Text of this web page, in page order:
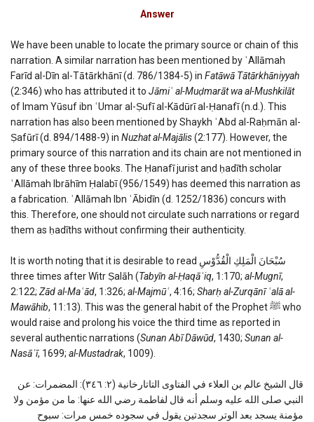
Answer
We have been unable to locate the primary source or chain of this
narration. A similar narration has been mentioned by ʿAllāmah
Farīd al-Dīn al-Tātārkhānī (d. 786/1384-5) in Fatāwā Tātārkhāniyyah
(2:346) who has attributed it to Jāmiʿ al-Muḍmarāt wa al-Mushkilāt
of Imam Yūsuf ibn ʿUmar al-Ṣufī al-Kādūrī al-Ḥanafī (n.d.). This
narration has also been mentioned by Shaykh ʿAbd al-Raḥmān al-
Ṣafūrī (d. 894/1488-9) in Nuzhat al-Majālis(2:177). However, the
primary source of this narration and its chain are not mentioned in
any of these three books. The Ḥanafī jurist and ḥadīth scholar
ʿAllāmah Ibrāhīm Ḥalabī (956/1549) has deemed this narration as
a fabrication. ʿAllāmah Ibn ʿĀbidīn (d. 1252/1836) concurs with
this. Therefore, one should not circulate such narrations or regard
them as ḥadīths without confirming their authenticity.
It is worth noting that it is desirable to read سُبْحَانَ الْمَلِكِ الْقُدُّوْسِ
three times after Witr Ṣalāh (Tabyīn al-Ḥaqāʾiq, 1:170; al-Mugnī,
2:122; Zād al-Maʿād, 1:326; al-Majmūʿ, 4:16; Sharḥ al-Zurqānī ʿalā al-
Mawāhib, 11:13). This was the general habit of the Prophet ﷺ who
would raise and prolong his voice the third time as reported in
several authentic narrations (Sunan Abī Dāwūd, 1430; Sunan al-
Nasāʾī, 1699; al-Mustadrak, 1009).
قال الشیخ عالم بن العلاء في الفتاوی التاتارخانیة (۲: ۳٤٦): المضمرات: عن
النبي صلى الله عليه وسلم أنه قال لفاطمة رضي الله عنها: ما من مؤمن ولا
مؤمنة يسجد بعد الوتر سجدتين يقول في سجوده خمس مرات: سبوح